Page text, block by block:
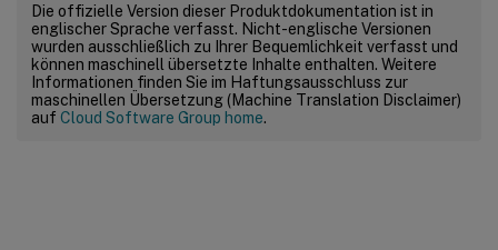
Die offizielle Version dieser Produktdokumentation ist in
englischer Sprache verfasst. Nicht-englische Versionen
wurden ausschließlich zu Ihrer Bequemlichkeit verfasst und
können maschinell übersetzte Inhalte enthalten. Weitere
Informationen finden Sie im Haftungsausschluss zur
maschinellen Übersetzung (Machine Translation Disclaimer)
auf Cloud Software Group home.